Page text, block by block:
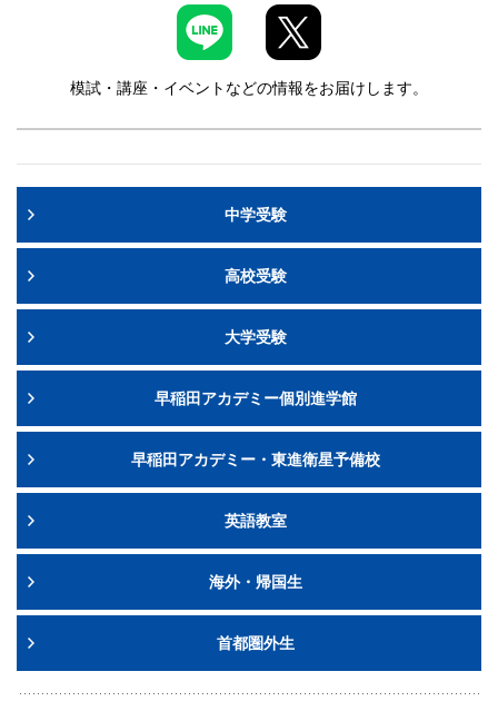
模試・講座・イベントなどの情報をお届けします。
中学受験
高校受験
大学受験
早稲田アカデミー個別進学館
早稲田アカデミー・東進衛星予備校
英語教室
海外・帰国生
首都圏外生